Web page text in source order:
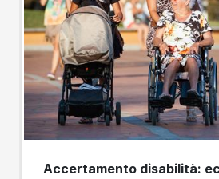
Accertamento disabilità: